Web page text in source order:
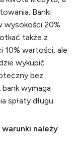
Banki
wysokości 20%
także z
10% wartości, ale
wykupić
bez
wymaga
spłaty długu.
warunki należy